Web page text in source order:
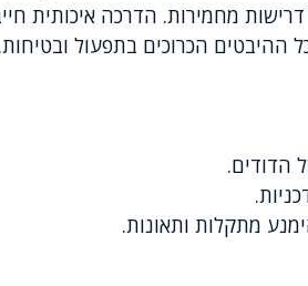
מחמירות. הדרכה איכותית
ההיבטים הכרוכים בתפעול ובטיחות.
הדודים.
מתקלות ותאונות.